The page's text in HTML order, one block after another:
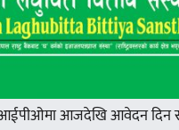
आईपीओमा आजदेखि आवेदन दिन